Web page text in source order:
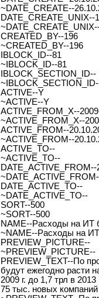
~DATE_CREATE--
DATE_CREATE_UNIX--
CREATED_BY--196
~CREATED_BY--196
IBLOCK_ID--81
~IBLOCK_ID--81
IBLOCK_SECTION_ID--
ACTIVE--Y
~ACTIVE--Y
ACTIVE_FROM_X--
~ACTIVE_FROM_X--
ACTIVE_FROM--
~ACTIVE_FROM--
ACTIVE_TO--
~ACTIVE_TO--
DATE_ACTIVE_FROM--
DATE_ACTIVE_TO--
~DATE_ACTIVE_TO--
SORT--500
~SORT--500
NAME--Расходы на ИТ
~NAME--Расходы на
PREVIEW_PICTURE--
~PREVIEW_PICTURE--
PREVIEW_TEXT--По
будут ежегодно расти
2009 г. до 1,7 трл в
75 тыс. новых